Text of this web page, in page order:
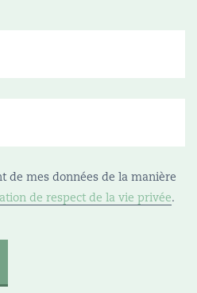
de mes données de la manière
de respect de la vie privée.